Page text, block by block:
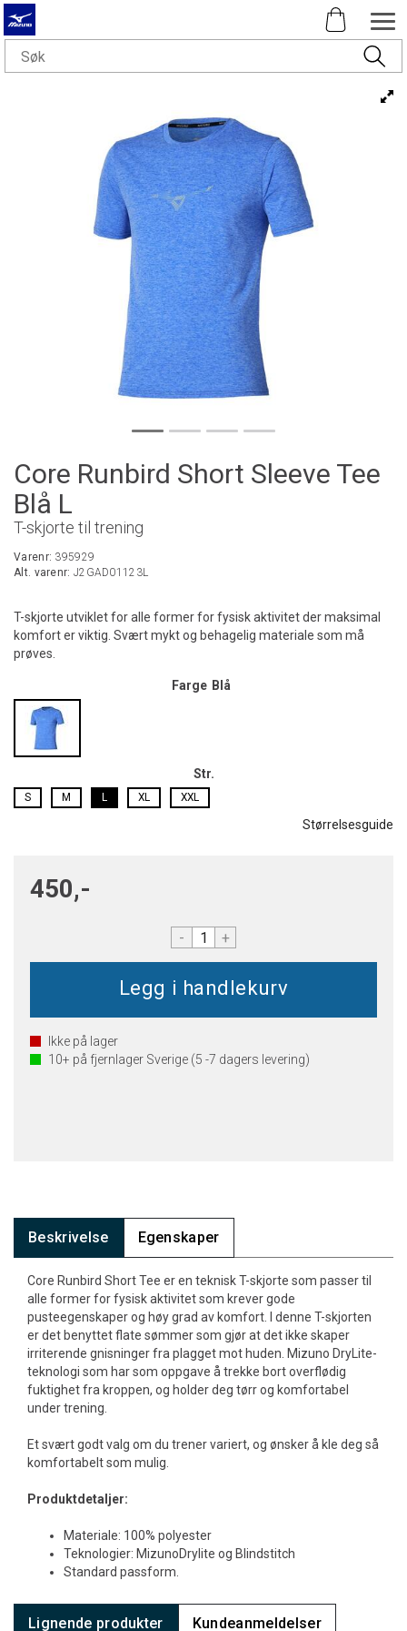
Core Runbird Short Sleeve Tee
Blå L
T-skjorte til trening
Varenr: 395929
Alt. varenr: J2GAD01123L
T-skjorte utviklet for alle former for fysisk aktivitet der maksimal
komfort er viktig. Svært mykt og behagelig materiale som må
prøves.
Farge Blå
Str.
S M L XL XXL
Størrelsesguide
450,-
- +
Ikke på lager
10+ på fjernlager Sverige (5 -7 dagers levering)
Beskrivelse Egenskaper
Core Runbird Short Tee er en teknisk T-skjorte som passer til
alle former for fysisk aktivitet som krever gode
pusteegenskaper og høy grad av komfort. I denne T-skjorten
er det benyttet flate sømmer som gjør at det ikke skaper
irriterende gnisninger fra plagget mot huden. Mizuno DryLite-
teknologi som har som oppgave å trekke bort overflødig
fuktighet fra kroppen, og holder deg tørr og komfortabel
under trening.
Et svært godt valg om du trener variert, og ønsker å kle deg så
komfortabelt som mulig.
Produktdetaljer:
Materiale: 100% polyester
Teknologier: MizunoDrylite og Blindstitch
Standard passform.
Lignende produkter Kundeanmeldelser